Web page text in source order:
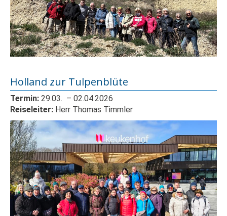
Holland zur Tulpenblüte
Termin: 29.03. – 02.04.2026
Reiseleiter: Herr Thomas Timmler